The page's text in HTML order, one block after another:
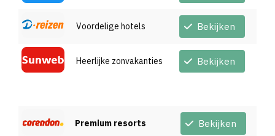
Voordelige hotels Bekijken
Heerlijke zonvakanties Bekijken
Premium resorts Bekijken